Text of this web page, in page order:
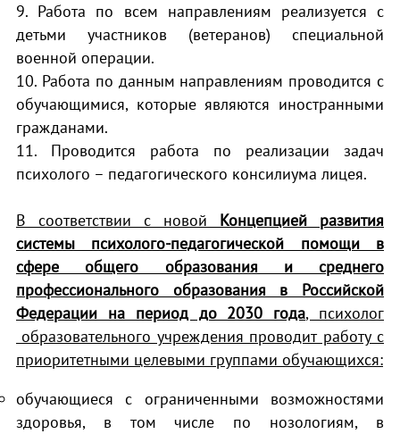
9. Работа по всем направлениям реализуется с
детьми участников (ветеранов) специальной
военной операции.
10. Работа по данным направлениям проводится с
обучающимися, которые являются иностранными
гражданами.
11. Проводится работа по реализации задач
психолого – педагогического консилиума лицея.
В соответствии с новой Концепцией развития
системы психолого-педагогической помощи в
сфере общего образования и среднего
профессионального образования в Российской
Федерации на период до 2030 года, психолог
образовательного учреждения проводит работу с
приоритетными целевыми группами обучающихся:
обучающиеся с ограниченными возможностями
здоровья, в том числе по нозологиям, в